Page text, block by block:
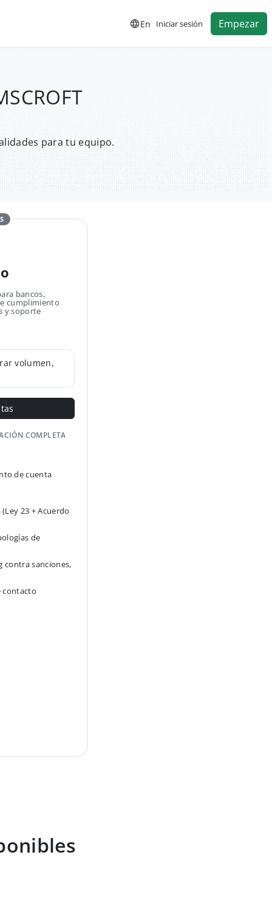
En Iniciar sesión Empezar
para tu equipo.
bancos,
cumplimiento
y soporte
volumen,
COMPLETA
de cuenta
23 + Acuerdo
de
contra sanciones,
contacto